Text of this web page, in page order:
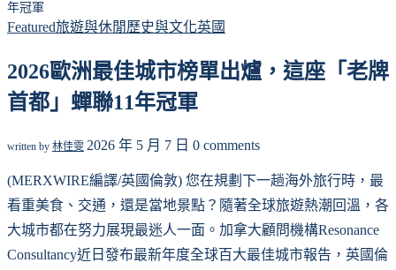
年冠軍
Featured旅遊與休閒歷史與文化英國
2026歐洲最佳城市榜單出爐，這座「老牌
首都」蟬聯11年冠軍
written by 林佳雯 2026 年 5 月 7 日 0 comments
(MERXWIRE編譯/英國倫敦) 您在規劃下一趟海外旅行時，最
看重美食、交通，還是當地景點？隨著全球旅遊熱潮回溫，各
大城市都在努力展現最迷人一面。加拿大顧問機構Resonance
Consultancy近日發布最新年度全球百大最佳城市報告，英國倫